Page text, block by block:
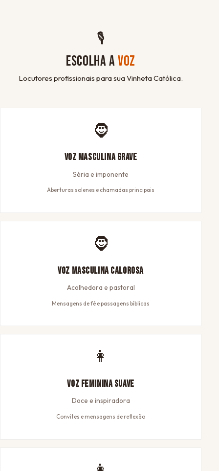
🎙
ESCOLHA AVOZ
Locutores profissionais para sua Vinheta Católica.
🧔
Voz Masculina Grave
Séria e imponente
Aberturas solenes e chamadas principais
🧔
Voz Masculina Calorosa
Acolhedora e pastoral
Mensagens de fé e passagens bíblicas
👩
Voz Feminina Suave
Doce e inspiradora
Convites e mensagens de reflexão